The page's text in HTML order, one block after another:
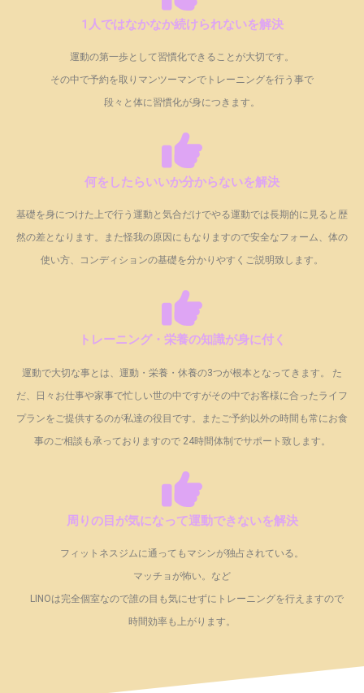
1人ではなかなか続けられないを解決
運動の第一歩として習慣化できることが大切です。
その中で予約を取りマンツーマンでトレーニングを行う事で
段々と体に習慣化が身につきます。
何をしたらいいか分からないを解決
基礎を身につけた上で行う運動と気合だけでやる運動では長期的に見ると歴
然の差となります。また怪我の原因にもなりますので安全なフォーム、体の
使い方、コンディションの基礎を分かりやすくご説明致します。
トレーニング・栄養の知識が身に付く
運動で大切な事とは、運動・栄養・休養の3つが根本となってきます。 た
だ、日々お仕事や家事で忙しい世の中ですがその中でお客様に合ったライフ
プランをご提供するのが私達の役目です。またご予約以外の時間も常にお食
事のご相談も承っておりますので 24時間体制でサポート致します。
周りの目が気になって運動できないを解決
フィットネスジムに通ってもマシンが独占されている。
マッチョが怖い。など
LINOは完全個室なので誰の目も気にせずにトレーニングを行えますので
時間効率も上がります。